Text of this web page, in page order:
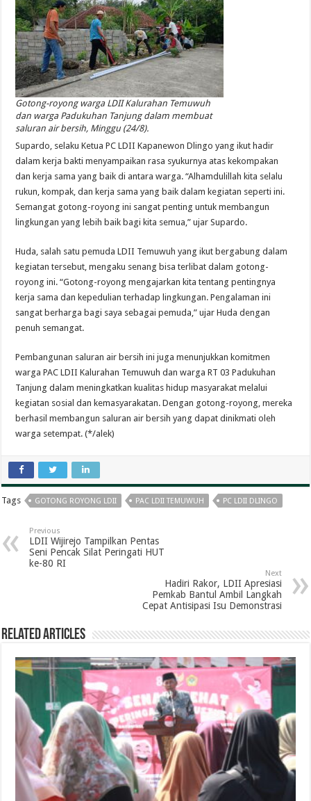
Gotong-royong warga LDII Kalurahan Temuwuh
dan warga Padukuhan Tanjung dalam membuat
saluran air bersih, Minggu (24/8).
Supardo, selaku Ketua PC LDII Kapanewon Dlingo yang ikut hadir
dalam kerja bakti menyampaikan rasa syukurnya atas kekompakan
dan kerja sama yang baik di antara warga. “Alhamdulillah kita selalu
rukun, kompak, dan kerja sama yang baik dalam kegiatan seperti ini.
Semangat gotong-royong ini sangat penting untuk membangun
lingkungan yang lebih baik bagi kita semua,” ujar Supardo.
Huda, salah satu pemuda LDII Temuwuh yang ikut bergabung dalam
kegiatan tersebut, mengaku senang bisa terlibat dalam gotong-
royong ini. “Gotong-royong mengajarkan kita tentang pentingnya
kerja sama dan kepedulian terhadap lingkungan. Pengalaman ini
sangat berharga bagi saya sebagai pemuda,” ujar Huda dengan
penuh semangat.
Pembangunan saluran air bersih ini juga menunjukkan komitmen
warga PAC LDII Kalurahan Temuwuh dan warga RT 03 Padukuhan
Tanjung dalam meningkatkan kualitas hidup masyarakat melalui
kegiatan sosial dan kemasyarakatan. Dengan gotong-royong, mereka
berhasil membangun saluran air bersih yang dapat dinikmati oleh
warga setempat. (*/alek)
Tags GOTONG ROYONG LDII PAC LDII TEMUWUH PC LDII DLINGO
Previous
LDII Wijirejo Tampilkan Pentas
Seni Pencak Silat Peringati HUT
ke-80 RI
Next
Hadiri Rakor, LDII Apresiasi
Pemkab Bantul Ambil Langkah
Cepat Antisipasi Isu Demonstrasi
Related Articles